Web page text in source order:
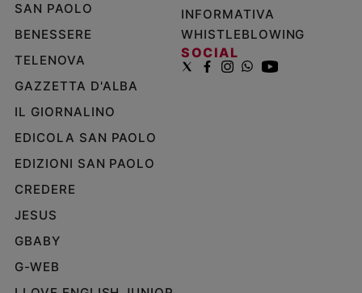
SAN PAOLO
BENESSERE
TELENOVA
GAZZETTA D'ALBA
IL GIORNALINO
EDICOLA SAN PAOLO
EDIZIONI SAN PAOLO
CREDERE
JESUS
GBABY
G-WEB
INFORMATIVA
WHISTLEBLOWING
SOCIAL